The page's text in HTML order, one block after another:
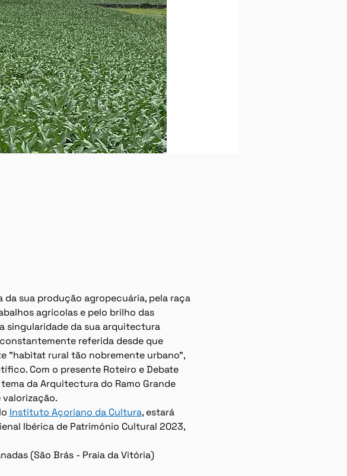
sua produção agropecuária, pela raça
agrícolas e pelo brilho das
singularidade da sua arquitectura
referida desde que
"habitat rural tão nobremente urbano",
Com o presente Roteiro e Debate
da Arquitectura do Ramo Grande
Instituto Açoriano da Cultura, estará
Ibérica de Património Cultural 2023,
(São Brás - Praia da Vitória)